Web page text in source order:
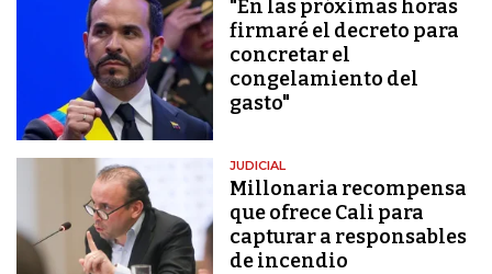
"En las próximas horas
firmaré el decreto para
concretar el
congelamiento del
gasto"
JUDICIAL
Millonaria recompensa
que ofrece Cali para
capturar a responsables
de incendio